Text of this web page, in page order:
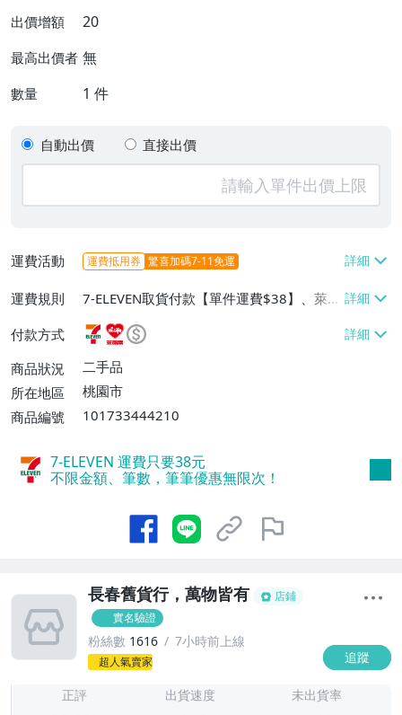
出價增額 20
最高出價者 無
數量 1 件
自動出價 直接出價
運費活動 運費抵用券 驚喜加碼7-11免運
運費規則
7-ELEVEN取貨付款【單件運費$38】、萊爾
富取貨付款【單件運費$60】、郵局掛號
【單件運費$60】
付款方式
商品狀況
二手品
所在地區
桃園市
商品編號
101733444210
7-ELEVEN 運費只要38元
不限金額、筆數，筆筆優惠無限次！
長春舊貨行，萬物皆有
店鋪
實名驗證
粉絲數 1616 7小時前上線
超人氣賣家 追蹤
正評 出貨速度 未出貨率